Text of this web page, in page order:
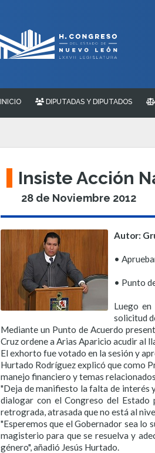
INICIO DIPUTADAS Y DIPUTADOS
Insiste Acción
28 de Noviembre 2012
Autor:
•
• Punto
Luego
solicitud
Mediante un Punto de Acuerdo
Cruz ordene a Arias Aparicio acudir al
El exhorto fue votado en la sesión y
Hurtado Rodríguez explicó que como
manejo financiero y temas
"Deja de manifiesto la falta de interés
dialogar con el Congreso del
retrograda, atrasada que no está al
"Esperemos que el Gobernador sea lo
magisterio para que se resuelva y
género", añadió Jesús Hurtado.